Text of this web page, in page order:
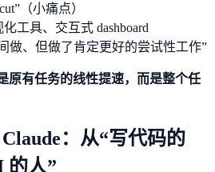
（小痛点）
工具、交互式 dashboard
做、但做了肯定更好的尝试性工作”
原有任务的线性提速，而是整个任
：从“写代码的
的人”